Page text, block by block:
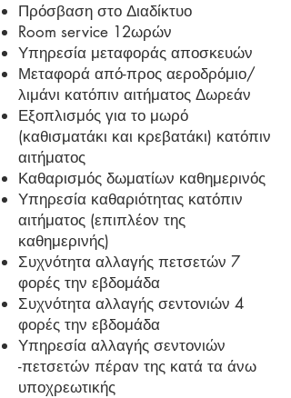
Πρόσβαση στο Διαδίκτυο
Room service 12ωρών
Υπηρεσία μεταφοράς αποσκευών
Μεταφορά από-προς αεροδρόμιο/
λιμάνι κατόπιν αιτήματος Δωρεάν
Εξοπλισμός για το μωρό
(καθισματάκι και κρεβατάκι) κατόπιν
αιτήματος
Καθαρισμός δωματίων καθημερινός
Υπηρεσία καθαριότητας κατόπιν
αιτήματος (επιπλέον της
καθημερινής)
Συχνότητα αλλαγής πετσετών 7
φορές την εβδομάδα
Συχνότητα αλλαγής σεντονιών 4
φορές την εβδομάδα
Υπηρεσία αλλαγής σεντονιών
-πετσετών πέραν της κατά τα άνω
υποχρεωτικής